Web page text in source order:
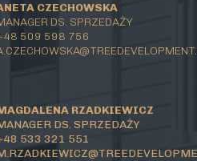
CZECHOWSKA
DS. SPRZEDAŻY
509 598 756
RZADKIEWICZ
DS. SPRZEDAŻY
533 321 551